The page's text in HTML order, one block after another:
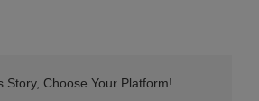
Story, Choose Your Platform!